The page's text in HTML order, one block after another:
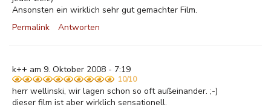
Ansonsten ein wirklich sehr gut gemachter Film.
Permalink
Antworten
k++ am 9. Oktober 2008 - 7:19
10/10
herr wellinski, wir lagen schon so oft außeinander. ;-)
dieser film ist aber wirklich sensationell.